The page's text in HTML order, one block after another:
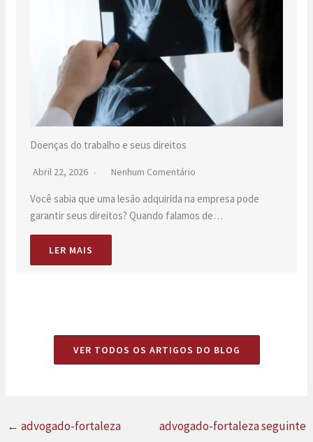
Doenças do trabalho e seus direitos
Abril 22, 2026 Nenhum Comentário
Você sabia que uma lesão adquirida na empresa pode
garantir seus direitos? Quando falamos de…
LER MAIS
VER TODOS OS ARTIGOS DO BLOG
← advogado-fortaleza
advogado-fortaleza seguinte